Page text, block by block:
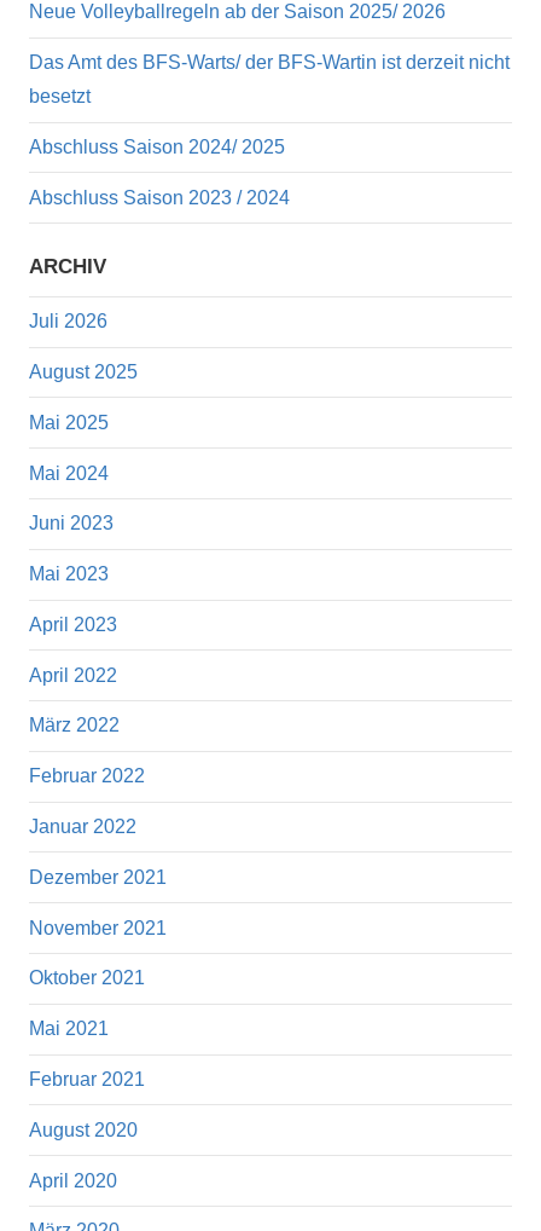
Neue Volleyballregeln ab der Saison 2025/ 2026
Das Amt des BFS-Warts/ der BFS-Wartin ist derzeit nicht
besetzt
Abschluss Saison 2024/ 2025
Abschluss Saison 2023 / 2024
ARCHIV
Juli 2026
August 2025
Mai 2025
Mai 2024
Juni 2023
Mai 2023
April 2023
April 2022
März 2022
Februar 2022
Januar 2022
Dezember 2021
November 2021
Oktober 2021
Mai 2021
Februar 2021
August 2020
April 2020